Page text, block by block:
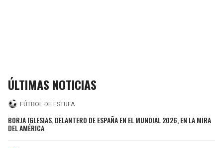
ÚLTIMAS NOTICIAS
FÚTBOL DE ESTUFA
BORJA IGLESIAS, DELANTERO DE ESPAÑA EN EL MUNDIAL 2026, EN LA MIRA
DEL AMÉRICA